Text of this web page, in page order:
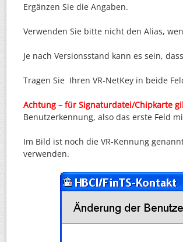
Ergänzen Sie die Angaben.
Verwenden Sie bitte nicht den Alias,
Je nach Versionsstand kann es sein,
Tragen Sie Ihren VR-NetKey in beide
Achtung – für Signaturdatei/Chipkarte
Benutzerkennung, also das erste Feld
Im Bild ist noch die VR-Kennung
verwenden.